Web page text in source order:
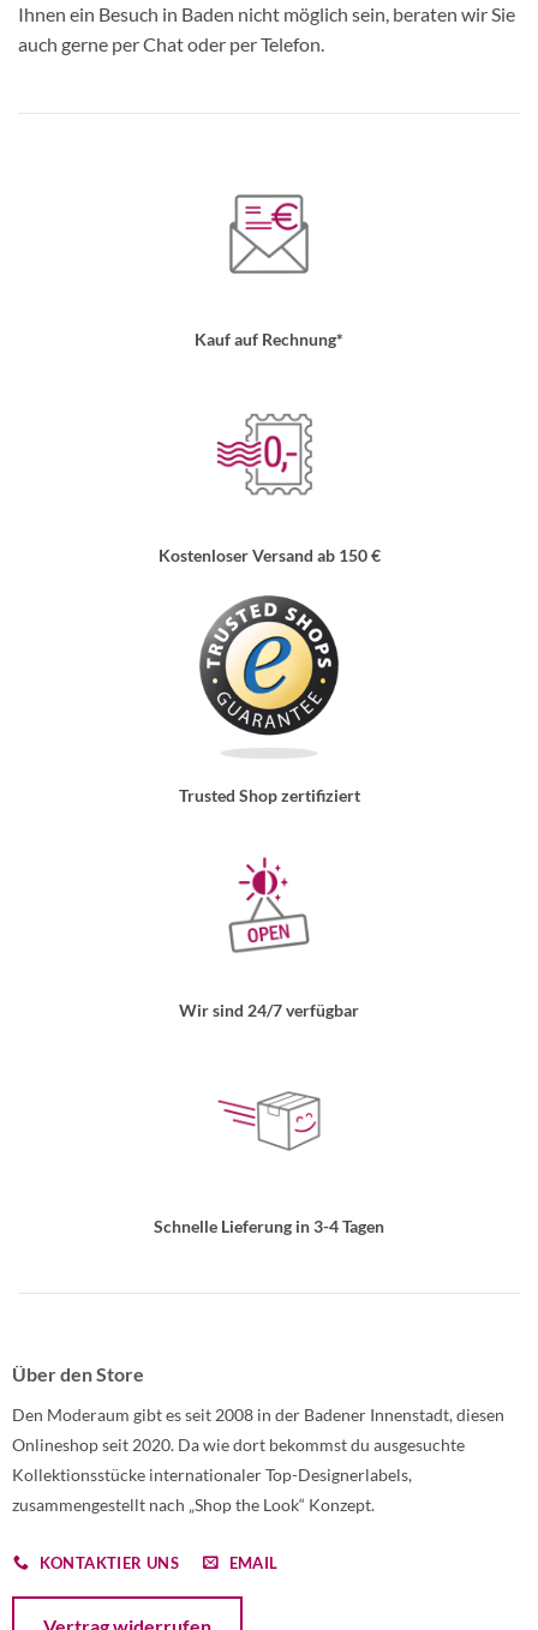
Ihnen ein Besuch in Baden nicht möglich sein, beraten wir Sie
auch gerne per Chat oder per Telefon.
Kauf auf Rechnung*
Kostenloser Versand ab 150 €
Trusted Shop zertifiziert
Wir sind 24/7 verfügbar
Schnelle Lieferung in 3-4 Tagen
Über den Store
Den Moderaum gibt es seit 2008 in der Badener Innenstadt, diesen
Onlineshop seit 2020. Da wie dort bekommst du ausgesuchte
Kollektionsstücke internationaler Top-Designerlabels,
zusammengestellt nach „Shop the Look“ Konzept.
KONTAKTIER UNS EMAIL